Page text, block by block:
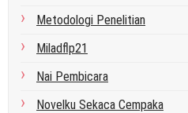
Metodologi Penelitian
Miladflp21
Nai Pembicara
Novelku Sekaca Cempaka